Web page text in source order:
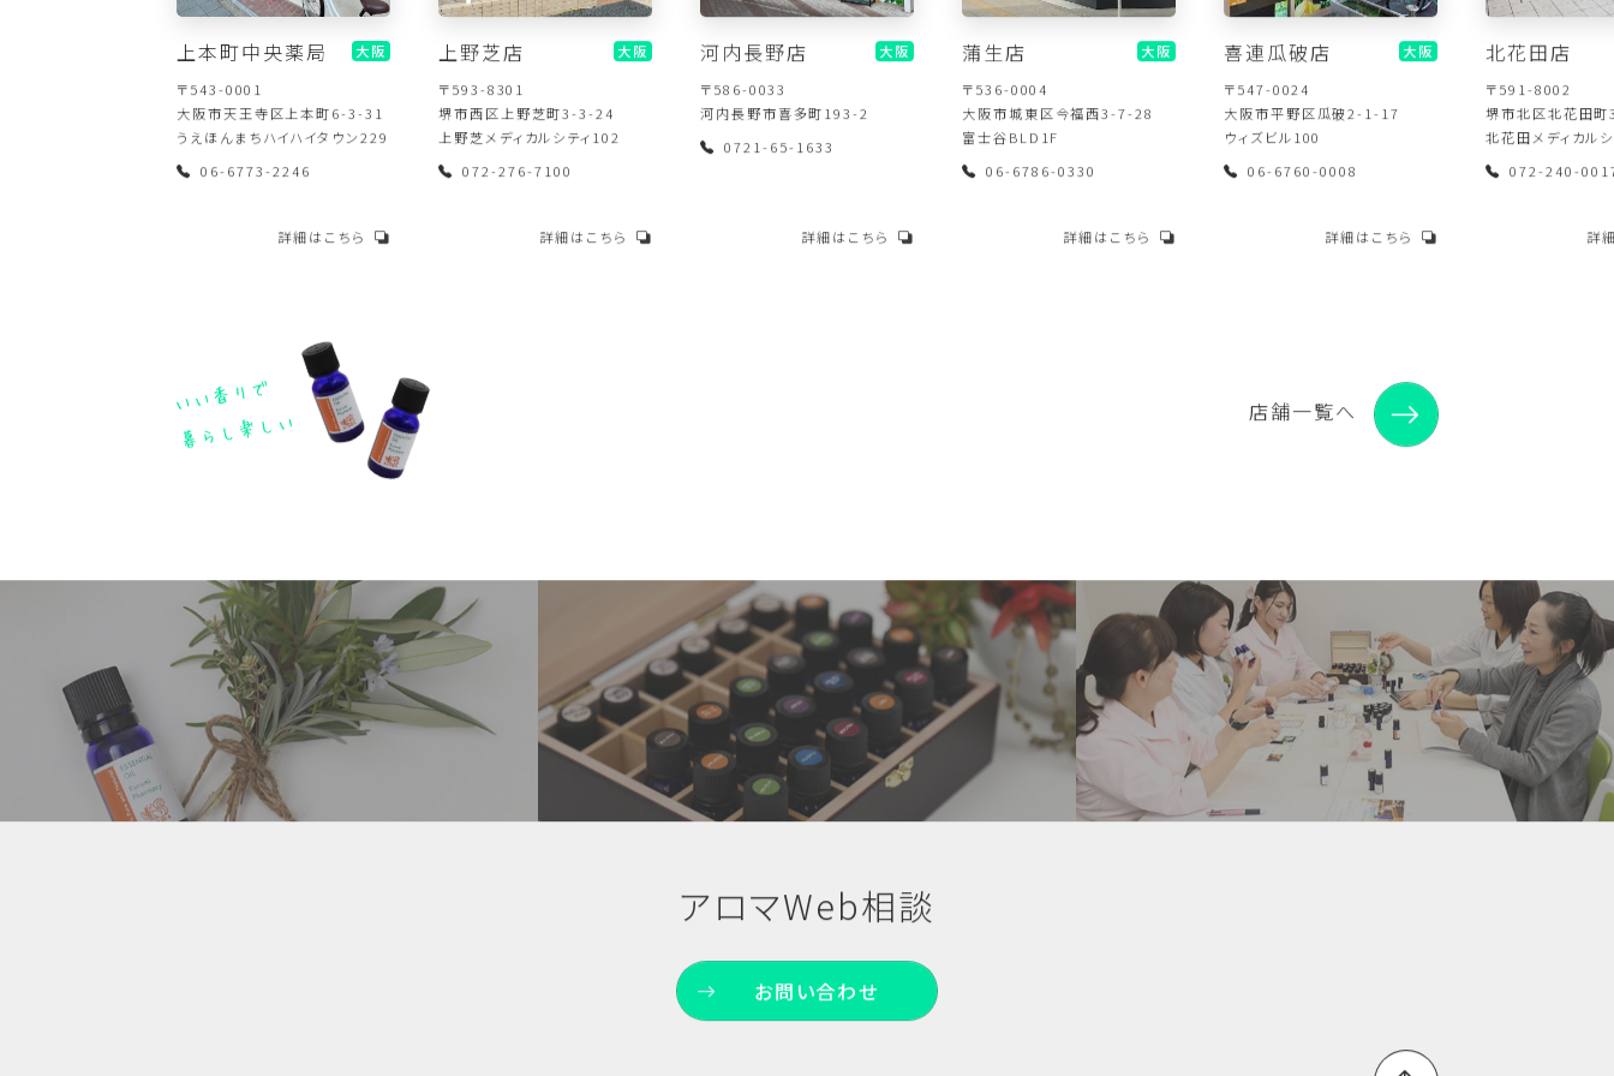
上本町中央薬局
大阪
〒543-0001
大阪市天王寺区上本町6-3-31
詳細はこちら
上野芝店
大阪
〒593-8301
堺市西区上野芝町3-3-24
詳細はこちら
河内長野店
大阪
〒586-0033
詳細はこちら
蒲生店
大阪
〒536-0004
大阪市城東区今福西3-7-28
詳細はこちら
喜連瓜破店
大阪
〒547-0024
大阪市平野区瓜破2-1-17
詳細はこちら
北花田店
〒591-8002
堺市北区北花田
詳
店舗一覧へ
アロマWeb相談
お問い合わせ